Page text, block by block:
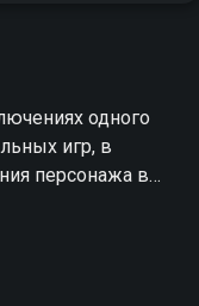
одного
игр, в
персонажа в
забавные